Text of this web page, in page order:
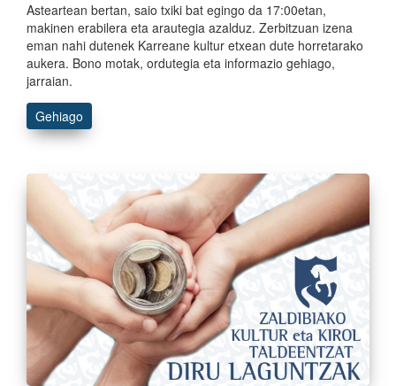
Asteartean bertan, saio txiki bat egingo da 17:00etan,
makinen erabilera eta arautegia azalduz. Zerbitzuan izena
eman nahi dutenek Karreane kultur etxean dute horretarako
aukera. Bono motak, ordutegia eta informazio gehiago,
jarraian.
Gehiago